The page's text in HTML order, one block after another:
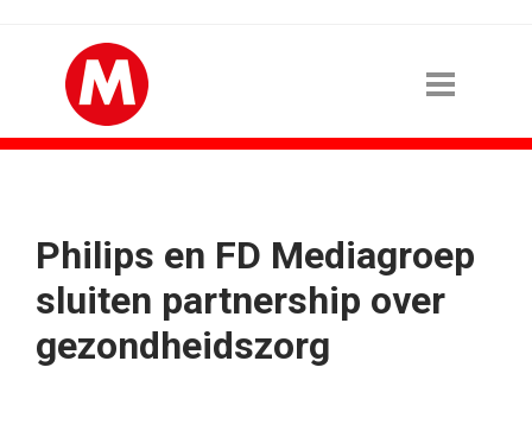
Philips en FD Mediagroep
sluiten partnership over
gezondheidszorg